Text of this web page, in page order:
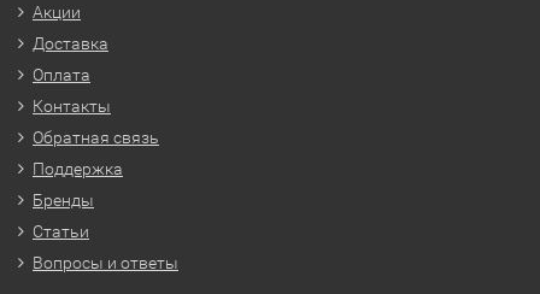
Акции
Доставка
Оплата
Контакты
Обратная связь
Поддержка
Бренды
Статьи
Вопросы и ответы